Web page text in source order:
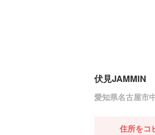
伏見JAMMIN
愛知県名古屋市
住所をコ